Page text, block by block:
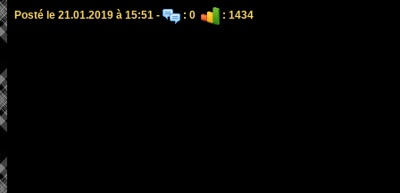
Posté le 21.01.2019 à 15:51 - : 0 : 1434